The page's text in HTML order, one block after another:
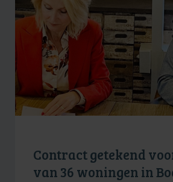
Contract getekend
van 36 woningen in